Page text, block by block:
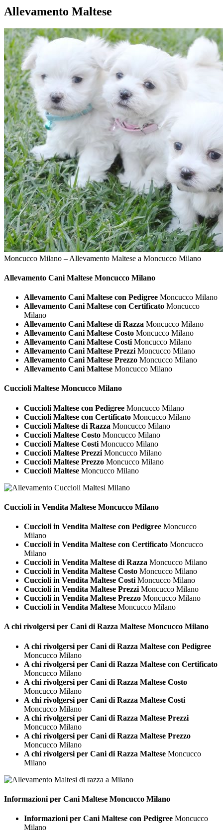
Allevamento Maltese
Moncucco Milano – Allevamento Maltese a Moncucco Milano
Allevamento Cani Maltese Moncucco Milano
Allevamento Cani Maltese con Pedigree Moncucco Milano
Allevamento Cani Maltese con Certificato Moncucco
Milano
Allevamento Cani Maltese di Razza Moncucco Milano
Allevamento Cani Maltese Costo Moncucco Milano
Allevamento Cani Maltese Costi Moncucco Milano
Allevamento Cani Maltese Prezzi Moncucco Milano
Allevamento Cani Maltese Prezzo Moncucco Milano
Allevamento Cani Maltese Moncucco Milano
Cuccioli Maltese Moncucco Milano
Cuccioli Maltese con Pedigree Moncucco Milano
Cuccioli Maltese con Certificato Moncucco Milano
Cuccioli Maltese di Razza Moncucco Milano
Cuccioli Maltese Costo Moncucco Milano
Cuccioli Maltese Costi Moncucco Milano
Cuccioli Maltese Prezzi Moncucco Milano
Cuccioli Maltese Prezzo Moncucco Milano
Cuccioli Maltese Moncucco Milano
Cuccioli in Vendita Maltese Moncucco Milano
Cuccioli in Vendita Maltese con Pedigree Moncucco
Milano
Cuccioli in Vendita Maltese con Certificato Moncucco
Milano
Cuccioli in Vendita Maltese di Razza Moncucco Milano
Cuccioli in Vendita Maltese Costo Moncucco Milano
Cuccioli in Vendita Maltese Costi Moncucco Milano
Cuccioli in Vendita Maltese Prezzi Moncucco Milano
Cuccioli in Vendita Maltese Prezzo Moncucco Milano
Cuccioli in Vendita Maltese Moncucco Milano
A chi rivolgersi per Cani di Razza Maltese Moncucco Milano
A chi rivolgersi per Cani di Razza Maltese con Pedigree
Moncucco Milano
A chi rivolgersi per Cani di Razza Maltese con Certificato
Moncucco Milano
A chi rivolgersi per Cani di Razza Maltese Costo
Moncucco Milano
A chi rivolgersi per Cani di Razza Maltese Costi
Moncucco Milano
A chi rivolgersi per Cani di Razza Maltese Prezzi
Moncucco Milano
A chi rivolgersi per Cani di Razza Maltese Prezzo
Moncucco Milano
A chi rivolgersi per Cani di Razza Maltese Moncucco
Milano
Informazioni per Cani Maltese Moncucco Milano
Informazioni per Cani Maltese con Pedigree Moncucco
Milano